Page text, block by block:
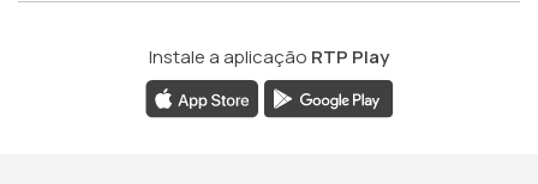
Instale a aplicação RTP Play